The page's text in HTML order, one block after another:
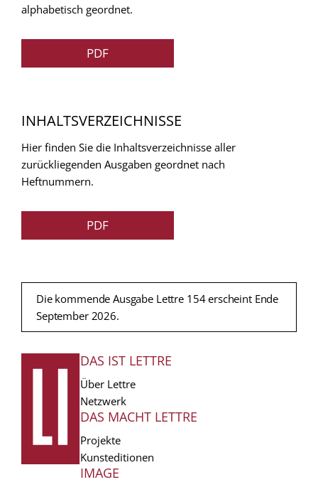
alphabetisch geordnet.
PDF
INHALTSVERZEICHNISSE
Hier finden Sie die Inhaltsverzeichnisse aller
zurückliegenden Ausgaben geordnet nach
Heftnummern.
PDF
Die kommende Ausgabe Lettre 154 erscheint Ende
September 2026.
FUSSZEILE
DAS IST LETTRE
Über Lettre
Netzwerk
DAS MACHT LETTRE
Projekte
Kunsteditionen
IMAGE